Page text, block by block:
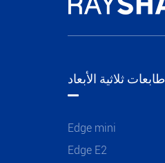
طابعات ثلاثية الأبعاد
Edge mini
Edge E2